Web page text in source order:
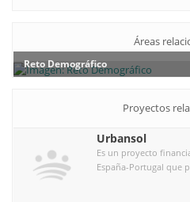
Áreas
Reto Demográfico
Proyectos
Urbansol
Es un proyecto
España-Portugal que